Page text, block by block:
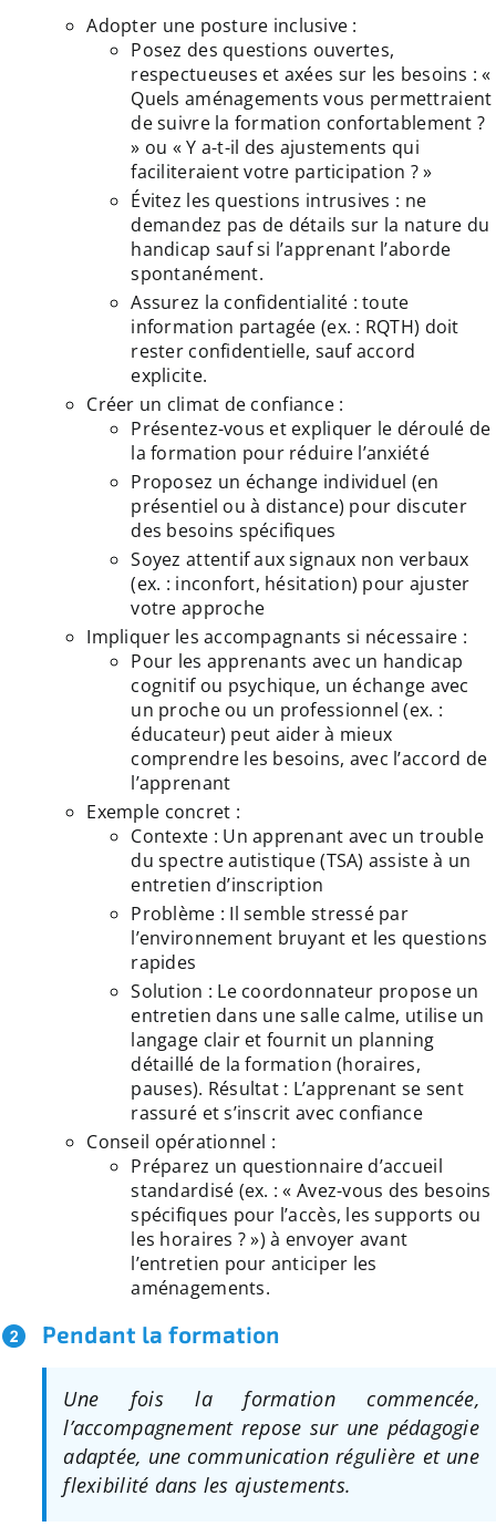
Adopter une posture inclusive :
Posez des questions ouvertes,
respectueuses et axées sur les besoins : «
Quels aménagements vous permettraient
de suivre la formation confortablement ?
» ou « Y a-t-il des ajustements qui
faciliteraient votre participation ? »
Évitez les questions intrusives : ne
demandez pas de détails sur la nature du
handicap sauf si l’apprenant l’aborde
spontanément.
Assurez la confidentialité : toute
information partagée (ex. : RQTH) doit
rester confidentielle, sauf accord
explicite.
Créer un climat de confiance :
Présentez-vous et expliquer le déroulé de
la formation pour réduire l’anxiété
Proposez un échange individuel (en
présentiel ou à distance) pour discuter
des besoins spécifiques
Soyez attentif aux signaux non verbaux
(ex. : inconfort, hésitation) pour ajuster
votre approche
Impliquer les accompagnants si nécessaire :
Pour les apprenants avec un handicap
cognitif ou psychique, un échange avec
un proche ou un professionnel (ex. :
éducateur) peut aider à mieux
comprendre les besoins, avec l’accord de
l’apprenant
Exemple concret :
Contexte : Un apprenant avec un trouble
du spectre autistique (TSA) assiste à un
entretien d’inscription
Problème : Il semble stressé par
l’environnement bruyant et les questions
rapides
Solution : Le coordonnateur propose un
entretien dans une salle calme, utilise un
langage clair et fournit un planning
détaillé de la formation (horaires,
pauses). Résultat : L’apprenant se sent
rassuré et s’inscrit avec confiance
Conseil opérationnel :
Préparez un questionnaire d’accueil
standardisé (ex. : « Avez-vous des besoins
spécifiques pour l’accès, les supports ou
les horaires ? ») à envoyer avant
l’entretien pour anticiper les
aménagements.
Pendant la formation
Une fois la formation commencée,
l’accompagnement repose sur une pédagogie
adaptée, une communication régulière et une
flexibilité dans les ajustements.